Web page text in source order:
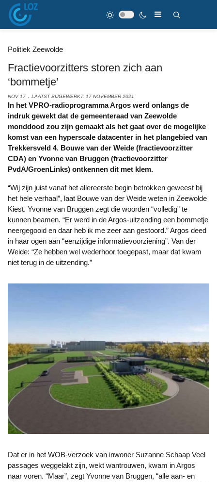
Politiek Zeewolde
Fractievoorzitters storen zich aan
‘bommetje’
NOV 17 LAATST BIJGEWERKT: 17 NOVEMBER 2021
In het VPRO-radioprogramma Argos werd onlangs de
indruk gewekt dat de gemeenteraad van Zeewolde
monddood zou zijn gemaakt als het gaat over de mogelijke
komst van een hyperscale datacenter in het plangebied van
Trekkersveld 4. Bouwe van der Weide (fractievoorzitter
CDA) en Yvonne van Bruggen (fractievoorzitter
PvdA/GroenLinks) ontkennen dit met klem.
“Wij zijn juist vanaf het allereerste begin betrokken geweest bij
het hele verhaal”, laat Bouwe van der Weide weten in Zeewolde
Kiest. Yvonne van Bruggen zegt die woorden “volledig” te
kunnen beamen. “Er werd in de Argos-uitzending een bommetje
neergegooid en daar heb ik me zeer aan gestoord.” Argos deed
in haar ogen aan “eenzijdige informatievoorziening”. Van der
Weide: “Ze hebben wel wederhoor toegepast, maar dat kwam
niet terug in de uitzending.”
Dat er in het WOB-verzoek van inwoner Suzanne Schaap Veel
passages weggelakt zijn, wekt wantrouwen, kwam in Argos
naar voren. “Maar”, zegt Yvonne van Bruggen, “alle aan- en